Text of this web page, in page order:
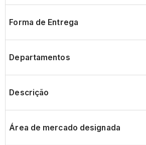
Forma de Entrega
Departamentos
Descrição
Área de mercado designada